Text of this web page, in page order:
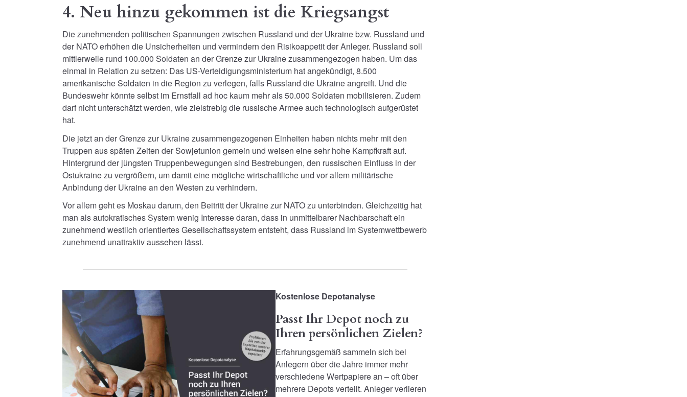
4. Neu hinzu gekommen ist die Kriegsangst
Die zunehmenden politischen Spannungen zwischen Russland und der Ukraine bzw. Russland und
der NATO erhöhen die Unsicherheiten und vermindern den Risikoappetit der Anleger. Russland soll
mittlerweile rund 100.000 Soldaten an der Grenze zur Ukraine zusammengezogen haben. Um das
einmal in Relation zu setzen: Das US-Verteidigungsministerium hat angekündigt, 8.500
amerikanische Soldaten in die Region zu verlegen, falls Russland die Ukraine angreift. Und die
Bundeswehr könnte selbst im Ernstfall ad hoc kaum mehr als 50.000 Soldaten mobilisieren. Zudem
darf nicht unterschätzt werden, wie zielstrebig die russische Armee auch technologisch aufgerüstet
hat.
Die jetzt an der Grenze zur Ukraine zusammengezogenen Einheiten haben nichts mehr mit den
Truppen aus späten Zeiten der Sowjetunion gemein und weisen eine sehr hohe Kampfkraft auf.
Hintergrund der jüngsten Truppenbewegungen sind Bestrebungen, den russischen Einfluss in der
Ostukraine zu vergrößern, um damit eine mögliche wirtschaftliche und vor allem militärische
Anbindung der Ukraine an den Westen zu verhindern.
Vor allem geht es Moskau darum, den Beitritt der Ukraine zur NATO zu unterbinden. Gleichzeitig hat
man als autokratisches System wenig Interesse daran, dass in unmittelbarer Nachbarschaft ein
zunehmend westlich orientiertes Gesellschaftssystem entsteht, dass Russland im Systemwettbewerb
zunehmend unattraktiv aussehen lässt.
Kostenlose Depotanalyse
Passt Ihr Depot noch zu
Ihren persönlichen Zielen?
Erfahrungsgemäß sammeln sich bei
Anlegern über die Jahre immer mehr
verschiedene Wertpapiere an – oft über
mehrere Depots verteilt. Anleger verlieren